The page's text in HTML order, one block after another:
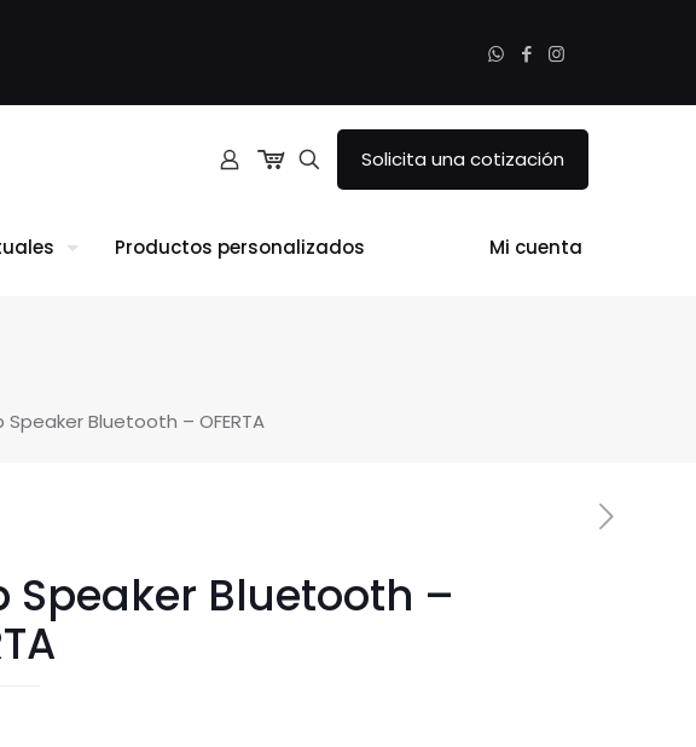
Solicita una cotización
Productos personalizados Mi cuenta
Speaker Bluetooth – OFERTA
Speaker Bluetooth –